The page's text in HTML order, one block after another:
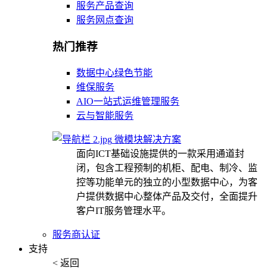
服务产品查询
服务网点查询
热门推荐
数据中心绿色节能
维保服务
AIO一站式运维管理服务
云与智能服务
微模块解决方案
面向ICT基础设施提供的一款采用通道封
闭，包含工程预制的机柜、配电、制冷、监
控等功能单元的独立的小型数据中心，为客
户提供数据中心整体产品及交付，全面提升
客户IT服务管理水平。
服务商认证
支持
< 返回